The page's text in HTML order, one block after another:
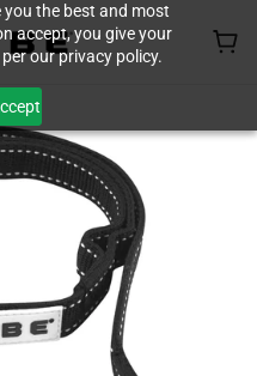
you the best and most
accept, you give your
our privacy policy.